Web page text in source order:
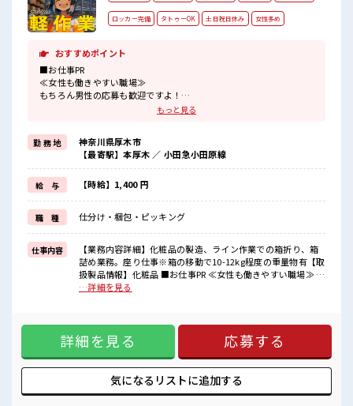
ロッカー完備 タトゥーOK 土日祝日休み 女性多め
おすすめポイント
■お仕事PR
≪女性も働きやすい職場≫
もちろん男性の応募も歓迎ですよ！
場合によってはお願いすることもあります♪
≪土日祝休のお仕事≫
家族や友人と一緒にプライベート満喫！
制服があると毎日の服選びに悩まずOK♪
≪未経験の方も大カンゲイ≫
新しいことにチャレンジするのは不安だけど、
しっかり働く環境が整っています！
イチからスキルUP・ステップUP目指していきましょう！
≪様々なお仕事をご提案≫
一人で悩まず気軽に相談できる、
派遣のお仕事です！
■職場の雰囲気
時間があれば昼寝もしちゃおう！
職場にはロッカー完備！
私物の置きすぎには注意が必要ですね★
もっと見る
勤 務 地
神奈川県厚木市
【最寄駅】本厚木 ／ 小田急小田原線
給 与 【時給】1,400 円
職 種 仕分け・梱包・ピッキング
仕事内容
【業務内容詳細】化粧品の製造、ライン作業での箱折り、箱
詰め業務。座り仕事※箱の移動で10-12kg程度の重量物有【取
扱製品情報】化粧品 ■お仕事PR ≪女性も働きやすい職場≫ も
ちろん男性の応募も歓迎ですよ！ ≪時間にメリハリを≫ 残業
喫！ 制服があると毎日の服選びに悩まずOK♪ ≪未経験の方
も大カンゲイ≫ 新しいことにチャレンジするのは不安だけ
ど、 しっかり働く環境が整っています！ イチからスキルUP・
ステップUP目指していきましょう！ ≪様々なお仕事をご提案
≫ 一人で悩まず気軽に相談できる、 派遣のお仕事です！ ■職
場の雰囲気 女性も活躍しやすい雰囲気の職場です！ 休憩室で
…詳細を見る
詳細を見る 応募する
気になるリストに追加する